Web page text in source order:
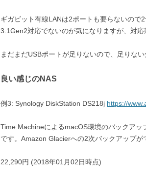
ギガビット有線LANは2ポートも要らないので
3.1Gen2対応でないのが気になりますが、対
まだまだUSBポートが足りないので、足りな
良い感じのNAS
例3: Synology DiskStation DS218j https://
Time MachineによるmacOS環境のバックア
です。Amazon Glacierへの2次バックアップが
22,290円 (2018年01月02日時点)